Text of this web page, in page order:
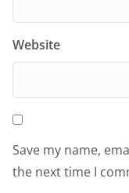
Website
Save my name,
the next time I